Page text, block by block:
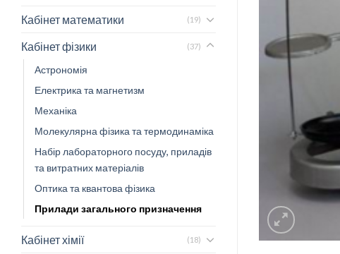
Кабінет математики (19)
Кабінет фізики (37)
Астрономія
Електрика та магнетизм
Механіка
Молекулярна фізика та термодинаміка
Набір лабораторного посуду, приладів
та витратних матеріалів
Оптика та квантова фізика
Прилади загального призначення
Кабінет хімії (18)